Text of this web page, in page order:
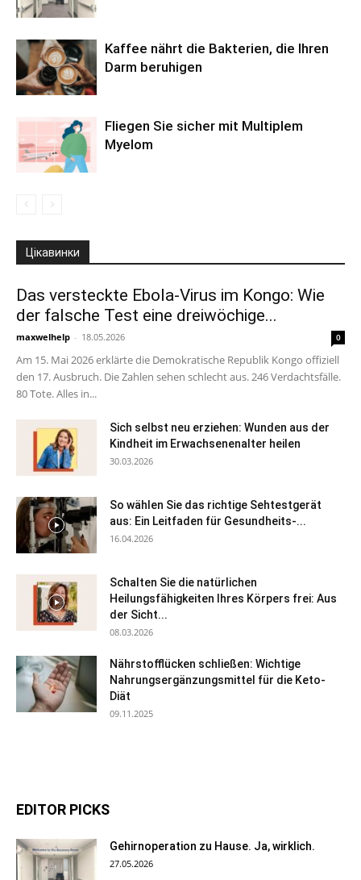
Kaffee nährt die Bakterien, die Ihren
Darm beruhigen
Fliegen Sie sicher mit Multiplem
Myelom
Цікавинки
Das versteckte Ebola-Virus im Kongo: Wie
der falsche Test eine dreiwöchige...
maxwelhelp - 18.05.2026 0
Am 15. Mai 2026 erklärte die Demokratische Republik Kongo offiziell
den 17. Ausbruch. Die Zahlen sehen schlecht aus. 246 Verdachtsfälle.
80 Tote. Alles in...
Sich selbst neu erziehen: Wunden aus der
Kindheit im Erwachsenenalter heilen
30.03.2026
So wählen Sie das richtige Sehtestgerät
aus: Ein Leitfaden für Gesundheits-...
16.04.2026
Schalten Sie die natürlichen
Heilungsfähigkeiten Ihres Körpers frei: Aus
der Sicht...
08.03.2026
Nährstofflücken schließen: Wichtige
Nahrungsergänzungsmittel für die Keto-
Diät
09.11.2025
EDITOR PICKS
Gehirnoperation zu Hause. Ja, wirklich.
27.05.2026